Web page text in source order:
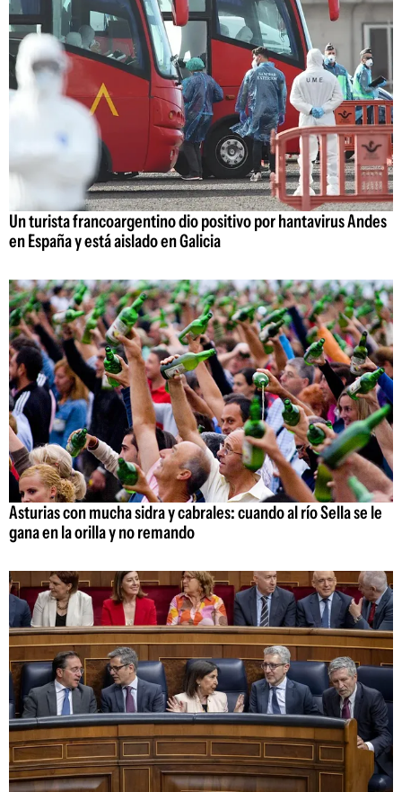
Un turista francoargentino dio positivo por hantavirus Andes
en España y está aislado en Galicia
Asturias con mucha sidra y cabrales: cuando al río Sella se le
gana en la orilla y no remando